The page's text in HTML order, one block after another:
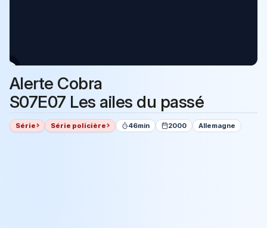
Alerte Cobra
S07E07 Les ailes du passé
Série Série policière 46min 2000 Allemagne